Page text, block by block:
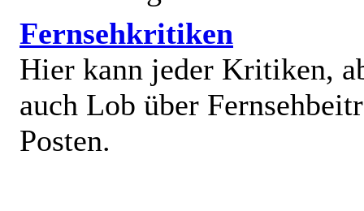
Fernsehkritiken
Hier kann jeder Kritiken,
auch Lob über
Posten.